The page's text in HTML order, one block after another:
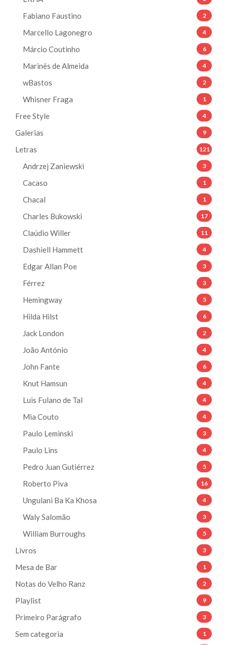
Fabiano Faustino 2
Marcello Lagonegro 4
Márcio Coutinho 6
Marinês de Almeida 4
wBastos 2
Whisner Fraga 1
Free Style 4
Galerias 9
Letras 121
Andrzej Zaniewski 3
Cacaso 1
Chacal 1
Charles Bukowski 17
Claúdio Willer 11
Dashiell Hammett 4
Edgar Allan Poe 3
Férrez 3
Hemingway 5
Hilda Hilst 6
Jack London 2
João António 4
John Fante 6
Knut Hamsun 4
Luis Fulano de Tal 4
Mia Couto 4
Paulo Leminski 3
Paulo Lins 4
Pedro Juan Gutiérrez 5
Roberto Piva 16
Ungulani Ba Ka Khosa 4
Waly Salomão 3
William Burroughs 5
Livros 3
Mesa de Bar 1
Notas do Velho Ranz 2
Playlist 9
Primeiro Parágrafo 3
Sem categoria 1